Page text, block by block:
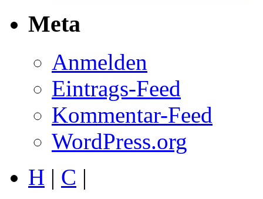
Meta
Anmelden
Eintrags-Feed
Kommentar-Feed
WordPress.org
H | C |